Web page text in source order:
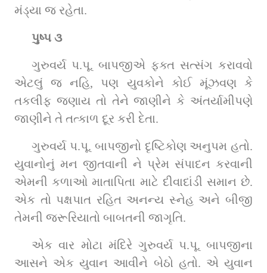
મંડ્યા જ રહેતા.
પુષ્પ ૩
ગુરુવર્ય પ.પૂ. બાપજીએ ફક્ત સત્સંગ કરાવવો
એટલું જ નહિ, પણ યુવકોને કોઈ મૂંઝવણ કે
તકલીફ જણાય તો તેને જાણીને કે અંતર્યામીપણે
જાણીને તે તત્કાળ દૂર કરી દેતા.
ગુરુવર્ય પ.પૂ. બાપજીનો દૃષ્ટિકોણ અનુપમ હતો.
યુવાનોનું મન જીતવાની ને પ્રેમ સંપાદન કરવાની
એમની કળાઓ માતાપિતા માટે દીવાદાંડી સમાન છે.
એક તો પક્ષપાત રહિત અનન્ય સ્નેહ અને બીજી
તેમની જરૂરિયાતો બાબતની જાગૃતિ.
એક વાર મોટા મંદિરે ગુરુવર્ય પ.પૂ. બાપજીના
આસને એક યુવાન આવીને બેઠો હતો. એ યુવાન